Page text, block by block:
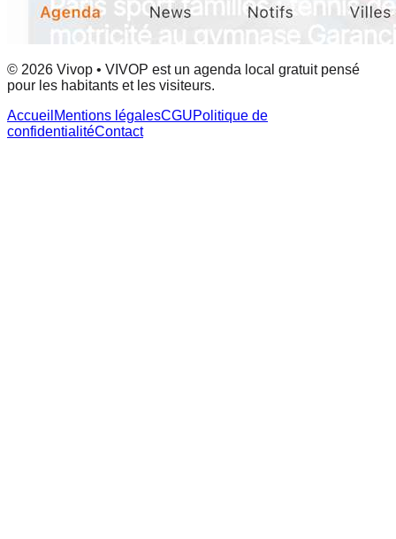
© 2026 Vivop • VIVOP est un agenda local gratuit pensé
pour les habitants et les visiteurs.
Accueil Mentions légalesCGUPolitique de
confidentialitéContact